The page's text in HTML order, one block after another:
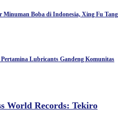
Minuman Boba di Indonesia, Xing Fu Tang
Lubricants Gandeng Komunitas
World Records: Tekiro